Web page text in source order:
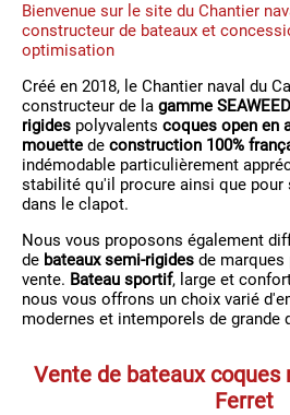
Bienvenue sur le site du Chantier
constructeur de bateaux et
optimisation
Créé en 2018, le Chantier naval du
constructeur de la gamme SEAWEED
rigides polyvalents coques open en
mouette de construction 100%
indémodable particulièrement
stabilité qu'il procure ainsi que pour
dans le clapot.
Nous vous proposons également
de bateaux semi-rigides de marques
vente. Bateau sportif, large et
nous vous offrons un choix varié
modernes et intemporels de grande
Vente de bateaux coques
Ferret